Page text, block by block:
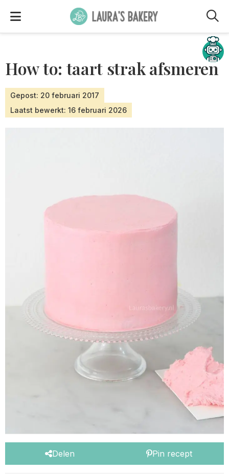
How to: taart strak afsmeren
Gepost: 20 februari 2017
Laatst bewerkt: 16 februari 2026
Delen Pin recept